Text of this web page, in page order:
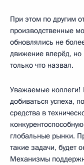
При этом по другим
производственные
обновлялись не
движение вперёд, но
только что назвал.
Уважаемые коллеги!
добиваться успеха,
средства в
глобальные рынки.
такие задачи, будет
Механизмы